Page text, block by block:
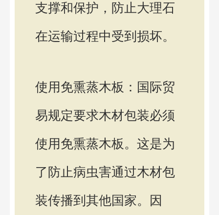
支撑和保护，防止大理石
在运输过程中受到损坏。
使用免熏蒸木板：国际贸
易规定要求木材包装必须
使用免熏蒸木板。这是为
了防止病虫害通过木材包
装传播到其他国家。因